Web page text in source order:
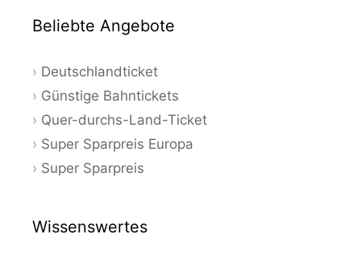
Beliebte Angebote
Deutschlandticket
Günstige Bahntickets
Quer-durchs-Land-Ticket
Super Sparpreis Europa
Super Sparpreis
Wissenswertes